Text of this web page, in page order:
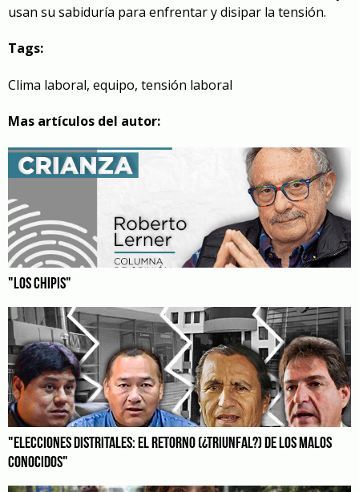
usan su sabiduría para enfrentar y disipar la tensión.
Tags:
Clima laboral, equipo, tensión laboral
Mas artículos del autor:
"LOS CHIPIS"
"ELECCIONES DISTRITALES: EL RETORNO (¿TRIUNFAL?) DE LOS MALOS
CONOCIDOS"